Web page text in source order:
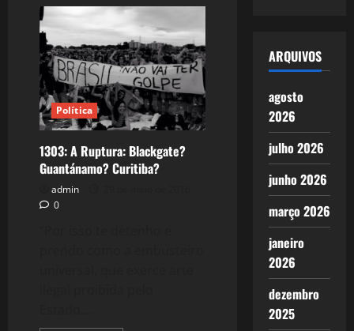
A
Escatologia
da
Democracia.
Política
1303: A Ruptura: Blackgate?
Guantánamo? Curitiba?
admin
0
ARQUIVOS
agosto
2026
julho 2026
junho 2026
março 2026
janeiro
2026
dezembro
2025